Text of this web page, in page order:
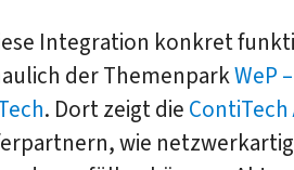
Integration konkret
der ThemenparkWeP
. Dort zeigt die ContiTech
wie